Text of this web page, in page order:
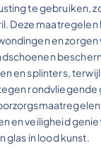
te gebruiken,
Deze maatregelen
en zorgen
en splinters,
rondvliegende
en veiligheid
glas in lood kunst.